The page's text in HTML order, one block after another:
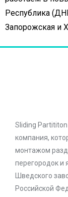
Республика
Запорожская и
Sliding
компания,
монтажом
перегородок
Шведского
Российской